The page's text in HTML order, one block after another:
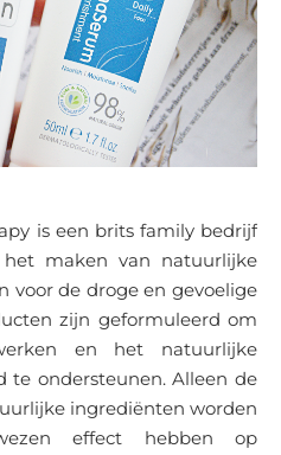
is een brits family bedrijf
maken van natuurlijke
voor de droge en gevoelige
zijn geformuleerd om
en het natuurlijke
te ondersteunen. Alleen de
ingrediënten worden
effect hebben op